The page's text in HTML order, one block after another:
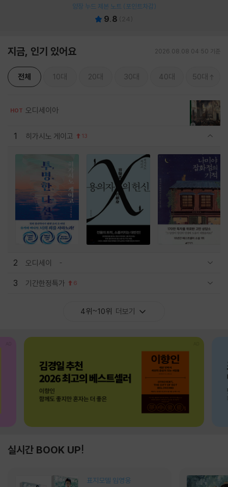
양장 누드 제본 노트 (포인트차감)
9.8 24
지금, 인기 있어요 2026.08.08 04:50 기준
전체 10대 20대 30대 40대 50대
HOT 오디세이아
1 히가시노 게이고 13
2 오디세이
3 기간한정특가 6
4위~10위 더보기
실시간 BOOK UP!
표지모델 임영웅